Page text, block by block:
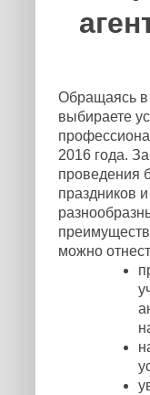
Обращаясь в
выбираете
2016 года.
проведения
праздников
можно